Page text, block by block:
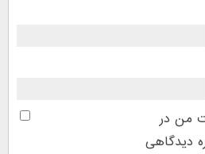
من در
دیدگاهی